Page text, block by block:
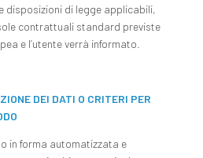
disposizioni di legge applicabili,
contrattuali standard previste
e l’utente verrà informato.
DEI DATI O CRITERI PER
in forma automatizzata e